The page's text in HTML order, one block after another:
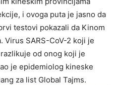
i ovoga puta je jasno da
testovi pokazali da Kinom
Virus SARS-CoV-2 koji je
od onog koji je
je epidemiolog kineske
za list Global Tajms.